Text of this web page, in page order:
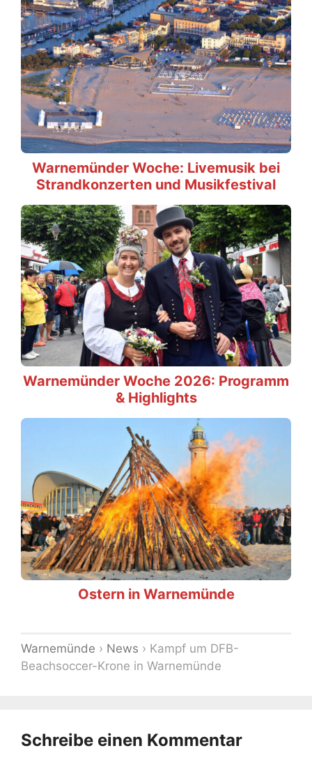
Warnemünder Woche: Livemusik bei
Strandkonzerten und Musikfestival
Warnemünder Woche 2026: Programm
& Highlights
Ostern in Warnemünde
Warnemünde › News › Kampf um DFB-
Beachsoccer-Krone in Warnemünde
Schreibe einen Kommentar